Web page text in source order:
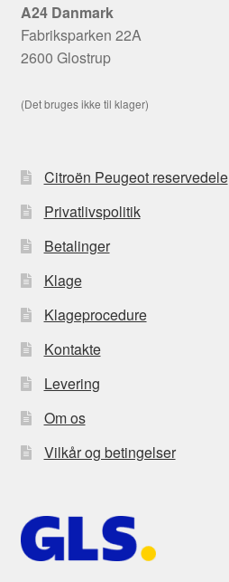
A24 Danmark
Fabriksparken 22A
2600 Glostrup
(Det bruges ikke til klager)
Citroën Peugeot reservedele
Privatlivspolitik
Betalinger
Klage
Klageprocedure
Kontakte
Levering
Om os
Vilkår og betingelser